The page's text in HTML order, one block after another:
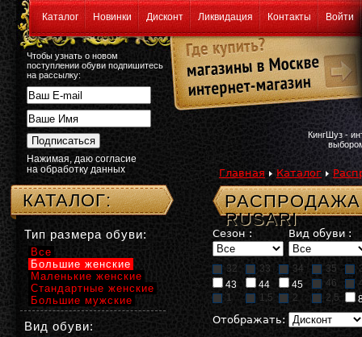
Каталог Новинки Дисконт Ликвидация Контакты Войти
Чтобы узнать о новом
поступлении обуви подпишитесь
на рассылку:
Нажимая, даю согласие
на обработку данных
КингШуз -
Главная Каталог
RUSARI
Сезон : Вид обуви :
32 33 34 35
43
44 45 46
1
1,5 2 2,5
Отображать:
КАТАЛОГ:
Тип размера обуви:
Все
Большие женские
Маленькие женские
Стандартные женские
Большие мужские
Вид обуви: